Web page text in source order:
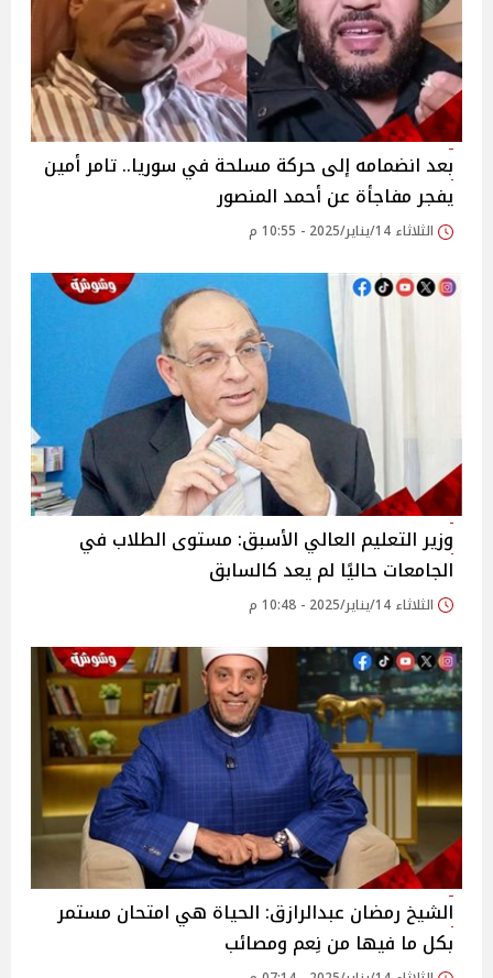
بعد انضمامه إلى حركة مسلحة في سوريا.. تامر أمين
يفجر مفاجأة عن أحمد المنصور
الثلاثاء 14/يناير/2025 - 10:55 م
وزير التعليم العالي الأسبق: مستوى الطلاب في
الجامعات حاليًا لم يعد كالسابق
الثلاثاء 14/يناير/2025 - 10:48 م
الشيخ رمضان عبدالرازق: الحياة هي امتحان مستمر
بكل ما فيها من نِعم ومصائب